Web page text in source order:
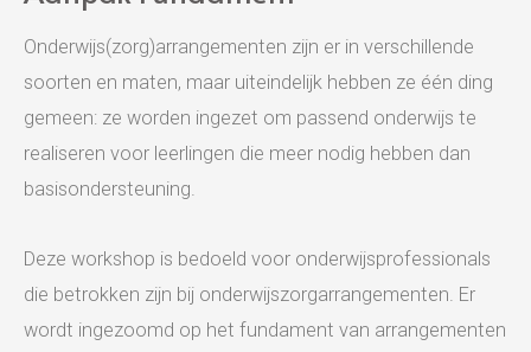
Onderwijs(zorg)arrangementen zijn er in verschillende
soorten en maten, maar uiteindelijk hebben ze één ding
gemeen: ze worden ingezet om passend onderwijs te
realiseren voor leerlingen die meer nodig hebben dan
basisondersteuning.
Deze workshop is bedoeld voor onderwijsprofessionals
die betrokken zijn bij onderwijszorgarrangementen. Er
wordt ingezoomd op het fundament van arrangementen